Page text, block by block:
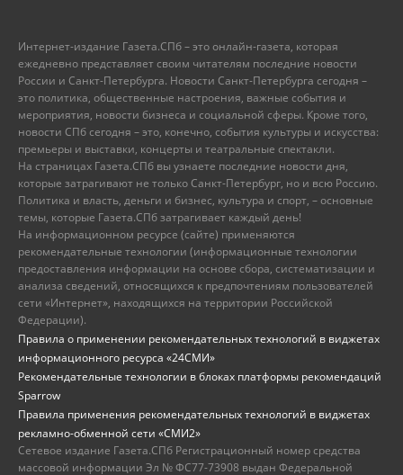
Интернет-издание Газета.СПб – это онлайн-газета, которая
ежедневно представляет своим читателям последние новости
России и Санкт-Петербурга. Новости Санкт-Петербурга сегодня –
это политика, общественные настроения, важные события и
мероприятия, новости бизнеса и социальной сферы. Кроме того,
новости СПб сегодня – это, конечно, события культуры и искусства:
премьеры и выставки, концерты и театральные спектакли.
На страницах Газета.СПб вы узнаете последние новости дня,
которые затрагивают не только Санкт-Петербург, но и всю Россию.
Политика и власть, деньги и бизнес, культура и спорт, – основные
темы, которые Газета.СПб затрагивает каждый день!
На информационном ресурсе (сайте) применяются
рекомендательные технологии (информационные технологии
предоставления информации на основе сбора, систематизации и
анализа сведений, относящихся к предпочтениям пользователей
сети «Интернет», находящихся на территории Российской
Федерации).
Правила о применении рекомендательных технологий в виджетах
информационного ресурса «24СМИ»
Рекомендательные технологии в блоках платформы рекомендаций
Sparrow
Правила применения рекомендательных технологий в виджетах
рекламно-обменной сети «СМИ2»
Сетевое издание Газета.СПб Регистрационный номер средства
массовой информации Эл № ФС77-73908 выдан Федеральной